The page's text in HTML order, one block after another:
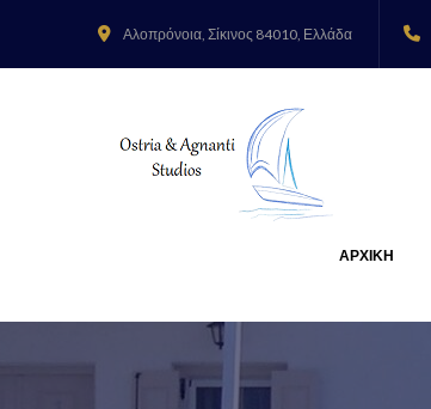
Αλοπρόνοια, Σίκινος 84010, Ελλάδα
ΑΡΧΙΚΗ